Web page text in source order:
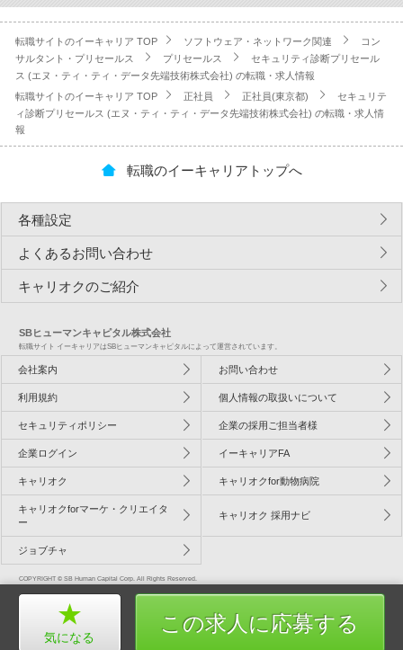
この求人に応募する
気になる
転職サイトのイーキャリア TOP ソフトウェア・ネットワーク関連
コン
サルタント・プリセールス
プリセールス
セキュリティ診断プリセール
ス (エヌ・ティ・ティ・データ先端技術株式会社) の転職・求人情報
転職サイトのイーキャリア TOP
正社員 正社員(東京都)
セキュリテ
ィ診断プリセールス (エヌ・ティ・ティ・データ先端技術株式会社) の転職・求人情
報
転職のイーキャリアトップへ
各種設定
よくあるお問い合わせ
キャリオクのご紹介
SBヒューマンキャピタル株式会社
転職サイト イーキャリアはSBヒューマンキャピタルによって運営されています。
会社案内 お問い合わせ
利用規約 個人情報の取扱いについて
セキュリティポリシー 企業の採用ご担当者様
企業ログイン イーキャリアFA
キャリオク キャリオクfor動物病院
キャリオクforマーケ・クリエイタ
ー
キャリオク 採用ナビ
ジョブチャ
COPYRIGHT © SB Human Capital Corp. All Rights Reserved.